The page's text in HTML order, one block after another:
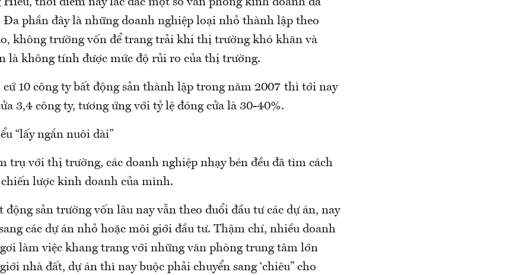
Hiếu, thời điểm này lác đác một số văn phòng kinh doanh đã
Đa phần đây là những doanh nghiệp loại nhỏ thành lập theo
không trường vốn để trang trải khi thị trường khó khăn và
là không tính được mức độ rủi ro của thị trường.
10 công ty bất động sản thành lập trong năm 2007 thì tới nay
3,4 công ty, tương ứng với tỷ lệ đóng cửa là 30-40%.
“lấy ngắn nuôi dài”
trụ với thị trường, các doanh nghiệp nhạy bén đều đã tìm cách
lược kinh doanh của mình.
động sản trường vốn lâu nay vẫn theo đuổi đầu tư các dự án, nay
các dự án nhỏ hoặc môi giới đầu tư. Thậm chí, nhiều doanh
làm việc khang trang với những văn phòng trung tâm lớn
nhà đất, dự án thì nay buộc phải chuyển sang ‘chiêu” cho